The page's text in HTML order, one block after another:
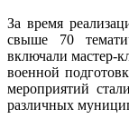
За время
свыше 70
включали мастер-
военной
мероприятий
различных